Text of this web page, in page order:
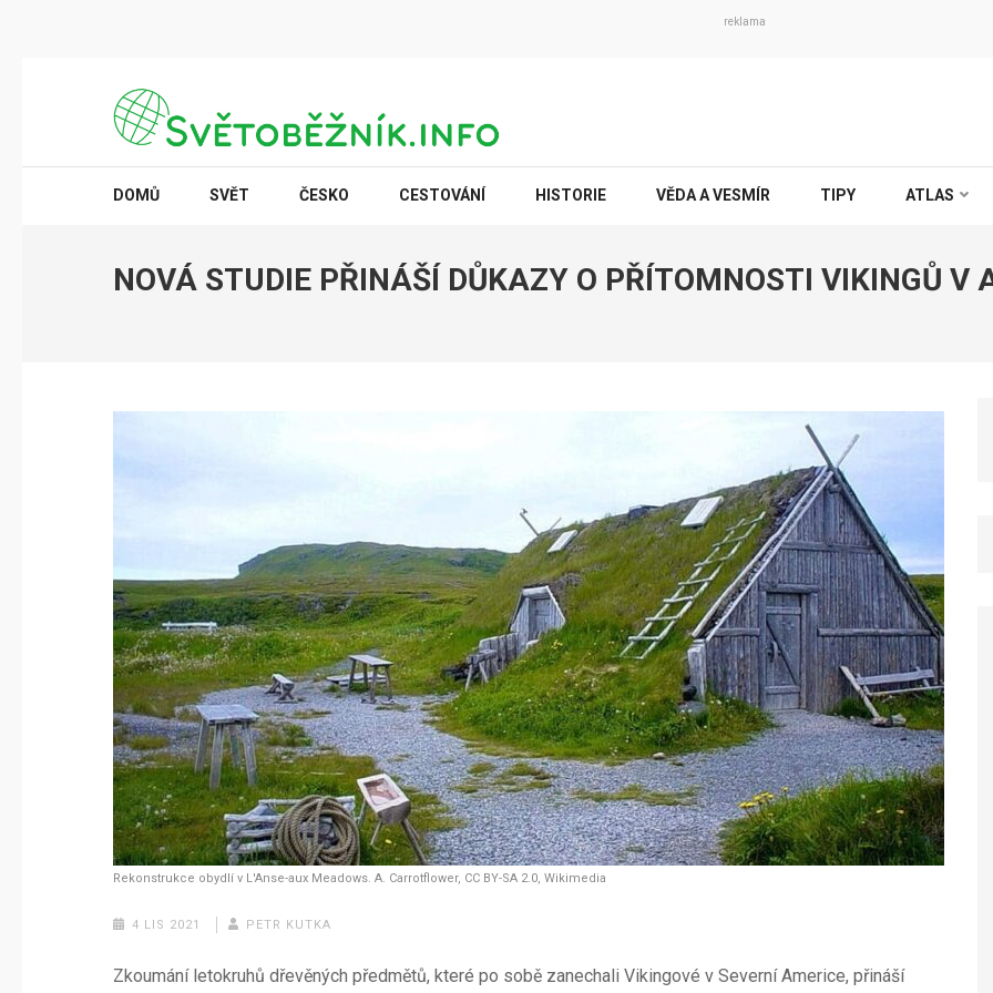
reklama
SVĚTOBĚŽNÍK.INFO
DOMŮ SVĚT ČESKO CESTOVÁNÍ HISTORIE VĚDA A VESMÍR TIPY ATLAS
NOVÁ STUDIE PŘINÁŠÍ DŮKAZY O PŘÍTOMNOSTI VIKINGŮ V
Rekonstrukce obydlí v L'Anse-aux Meadows. A. Carrotflower, CC BY-SA 2.0, Wikimedia
4 LIS 2021 PETR KUTKA
Zkoumání letokruhů dřevěných předmětů, které po sobě zanechali Vikingové v Severní Americe, přináší